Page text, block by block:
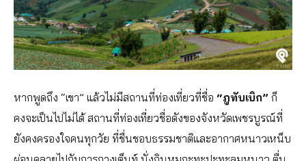
หากพูดถึง “เขา” แล้วไม่มีสถานที่ท่องเที่ยวที่ชื่อ “ภูทับเบิก” ก็
คงจะเป็นไปไม่ได้ สถานที่ท่องเที่ยวชื่อดังของจังหวัดเพชรบูรณ์ที่
ยังคงครองใจคนทุกวัย ที่ชื่นชอบธรรมชาติและอากาศหนาวเหน็บ